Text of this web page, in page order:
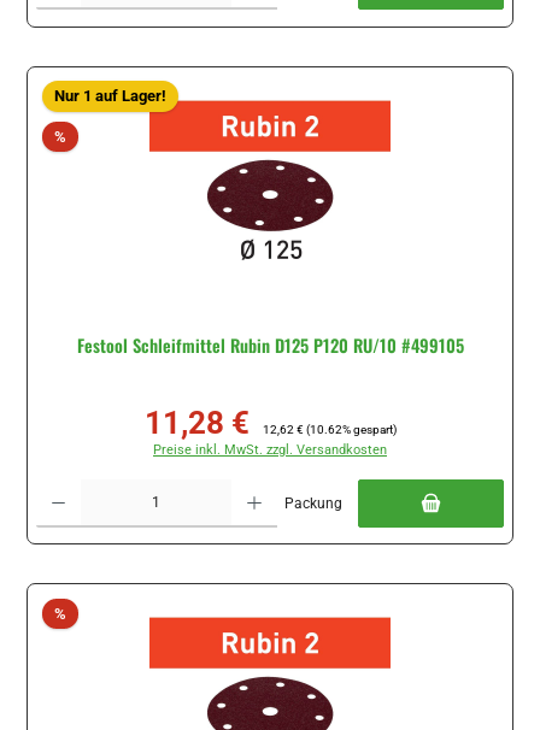
Nur 1 auf Lager!
%Rabatt
Festool Schleifmittel Rubin D125 P120 RU/10 #499105
Verkaufspreis:
11,28 € 12,62 € (10.62% gespart)
Preise inkl. MwSt. zzgl. Versandkosten
Packung
%Rabatt